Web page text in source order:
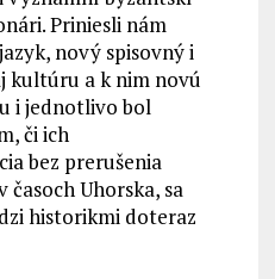
Priniesli nám
nový spisovný i
kultúru a k nim novú
i jednotlivo bol
či ich
bez prerušenia
Uhorska, sa
historikmi doteraz